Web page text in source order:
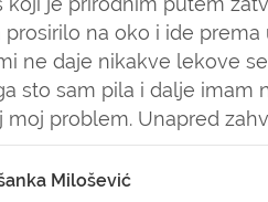
na oko i ide prema
ne daje nikakve lekove
sto sam pila i dalje imam
problem. Unapred
Milošević